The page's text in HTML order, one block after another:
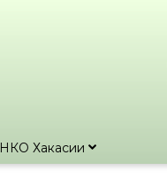
НКО Хакасии